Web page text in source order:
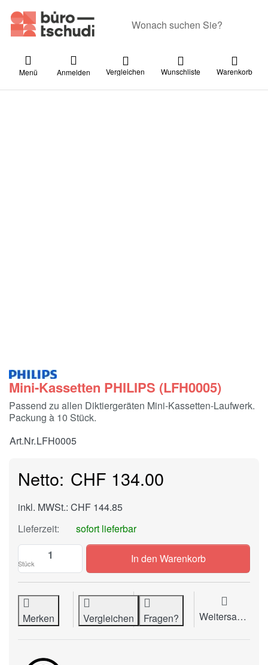
Menü Anmelden Vergleichen Wunschliste Warenkorb
Mini-Kassetten PHILIPS (LFH0005)
Passend zu allen Diktiergeräten Mini-Kassetten-Laufwerk.
Packung à 10 Stück.
Art.Nr.LFH0005
CHF 134.00
inkl. MWSt.: CHF 144.85
Lieferzeit:
sofort lieferbar
Stück
Mini-Kassetten PHILIPS (LFH0005) zu
In den Warenkorb
Merken Vergleichen Fragen? Weitersagen